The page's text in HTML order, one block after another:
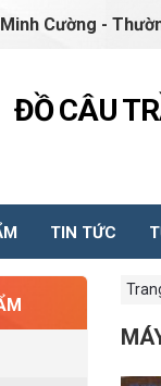
Cường -
ĐỒ CÂU
TIN TỨC